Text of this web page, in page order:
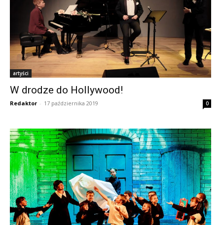
artyści
W drodze do Hollywood!
Redaktor - 17 października 2019 0